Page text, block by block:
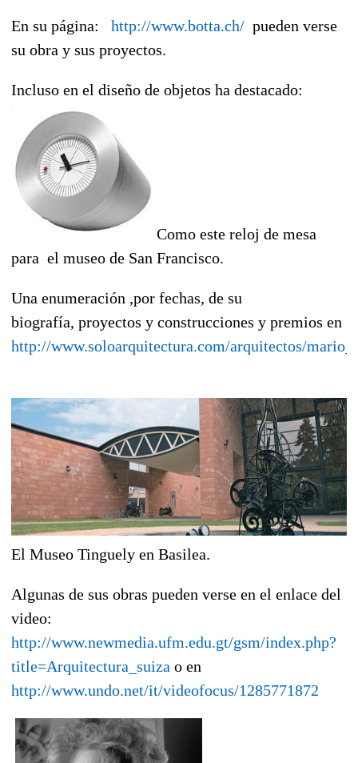
En su página: http://www.botta.ch/ pueden verse
su obra y sus proyectos.
Incluso en el diseño de objetos ha destacado:
Como este reloj de mesa
para el museo de San Francisco.
Una enumeración ,por fechas, de su
biografía, proyectos y construcciones y premios en
http://www.soloarquitectura.com/arquitectos/
El Museo Tinguely en Basilea.
Algunas de sus obras pueden verse en el enlace del
video:
http://www.newmedia.ufm.edu.gt/gsm/index.php?
title=Arquitectura_suiza o en
http://www.undo.net/it/videofocus/1285771872